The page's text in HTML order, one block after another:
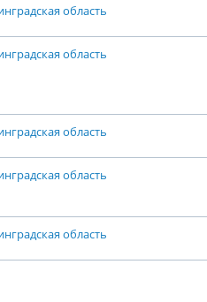
область
область
область
область
область